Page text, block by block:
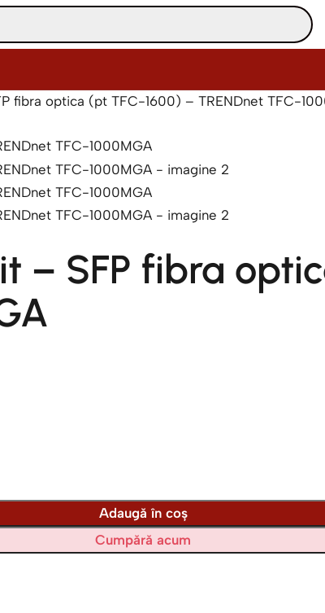
fibra optica (pt TFC-1600) – TRENDnet TFC-
– SFP fibra
Adaugă în coș
Cumpără acum